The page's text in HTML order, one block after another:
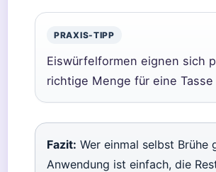
PRAXIS-TIPP
Eiswürfelformen eignen sich
richtige Menge für eine
Fazit: Wer einmal selbst
Anwendung ist einfach, die